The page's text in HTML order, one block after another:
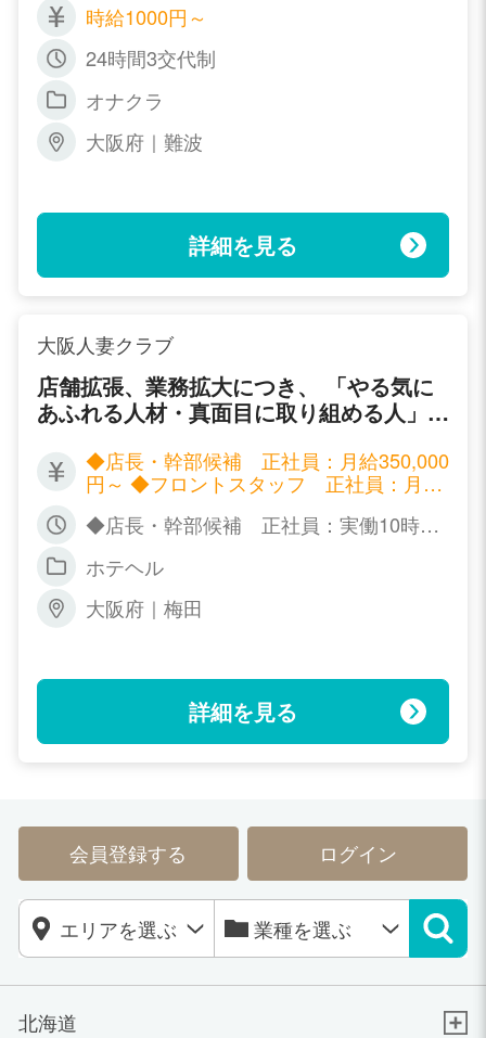
時給1000円～
24時間3交代制
オナクラ
大阪府｜難波
詳細を見る
大阪人妻クラブ
店舗拡張、業務拡大につき、 「やる気に
あふれる人材・真面目に取り組める人」
◆店長・幹部候補 正社員：月給350,000
円～ ◆フロントスタッフ 正社員：月給
バイト：時給1,000円～ ◆ドライバース
◆店長・幹部候補 正社員：実働10時
員：実働10時間、シフト制 ◆フロントス
タッフ アルバイト：要相談（最低5時間
～） ◆ドライバースタッフ アルバイ
ホテヘル
大阪府｜梅田
詳細を見る
会員登録する ログイン
北海道